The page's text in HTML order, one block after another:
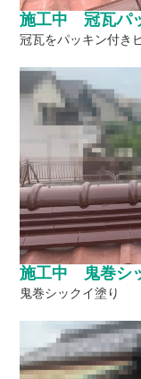
施工中 冠瓦パ
冠瓦をパッキン付き
施工中 鬼巻シ
鬼巻シックイ塗り